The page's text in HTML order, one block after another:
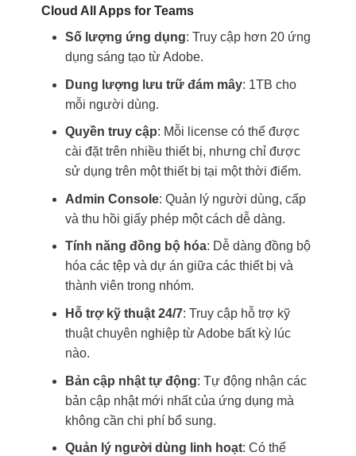
Cloud All Apps for Teams
Số lượng ứng dụng: Truy cập hơn 20 ứng
dụng sáng tạo từ Adobe.
Dung lượng lưu trữ đám mây: 1TB cho
mỗi người dùng.
Quyền truy cập: Mỗi license có thể được
cài đặt trên nhiều thiết bị, nhưng chỉ được
sử dụng trên một thiết bị tại một thời điểm.
Admin Console: Quản lý người dùng, cấp
và thu hồi giấy phép một cách dễ dàng.
Tính năng đồng bộ hóa: Dễ dàng đồng bộ
hóa các tệp và dự án giữa các thiết bị và
thành viên trong nhóm.
Hỗ trợ kỹ thuật 24/7: Truy cập hỗ trợ kỹ
thuật chuyên nghiệp từ Adobe bất kỳ lúc
nào.
Bản cập nhật tự động: Tự động nhận các
bản cập nhật mới nhất của ứng dụng mà
không cần chi phí bổ sung.
Quản lý người dùng linh hoạt: Có thể